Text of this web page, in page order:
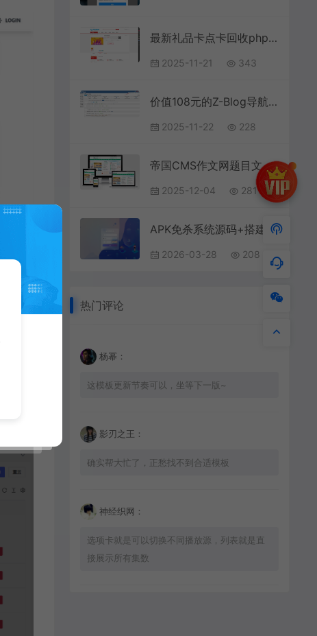
最新礼品卡点卡回收php商城源码 附教程
2025-11-21 343
价值108元的Z-Blog导航源码
2025-11-22 228
帝国CMS作文网题目文学文章 PHP网站源码wap+pc自适应响应式模板
2025-12-04 281
APK免杀系统源码+搭建教程
2026-03-28 208
热门评论
杨幂：
这模板更新节奏可以，坐等下一版~
影刃之王：
确实帮大忙了，正愁找不到合适模板
神经织网：
选项卡就是可以切换不同播放源，列表就是直
接展示所有集数